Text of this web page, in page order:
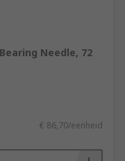
Needle, 72
€ 86,70/eenheid